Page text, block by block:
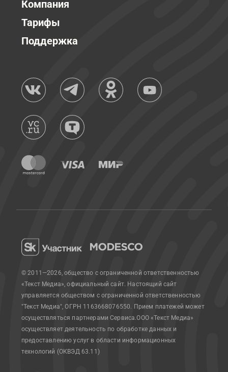
Компания
Тарифы
Поддержка
© 2011—2026, общество с ограниченной ответственностью
«Текст Медиа», официальный сайт. Настоящий сайт
управляется обществом с ограниченной ответственностью
"Текст Медиа", ОГРН 1163668076550. Прием платежей может
осуществляться партнерами Сервиса.ООО «Текст Медиа»
осуществляет деятельность по обработке данных и
предоставлению услуг в области информационных
технологий (ОКВЭД 63.11)